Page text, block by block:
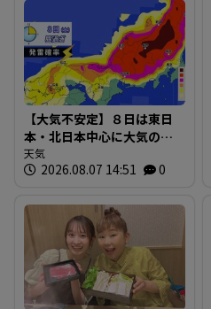
【大気不安定】８日は東日
本・北日本中心に大気の状
態が不安定 局地的にわか
雨・雷雨の可能性 落雷や
天気
2026.08.07 14:51 0